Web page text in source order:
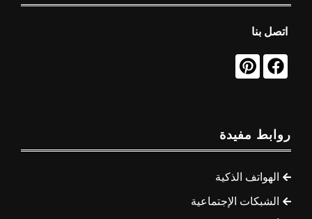
اتصل بنا
روابط مفيدة
الهواتف الذكية
الشبكات الإجتماعية